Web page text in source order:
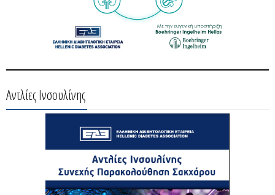
Αντλίες Ινσουλίνης